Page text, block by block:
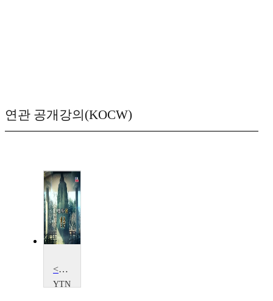
연관 공개강의(KOCW)
<한국사 과학 탐>세상을 깨우는 울림, 범종
YTN